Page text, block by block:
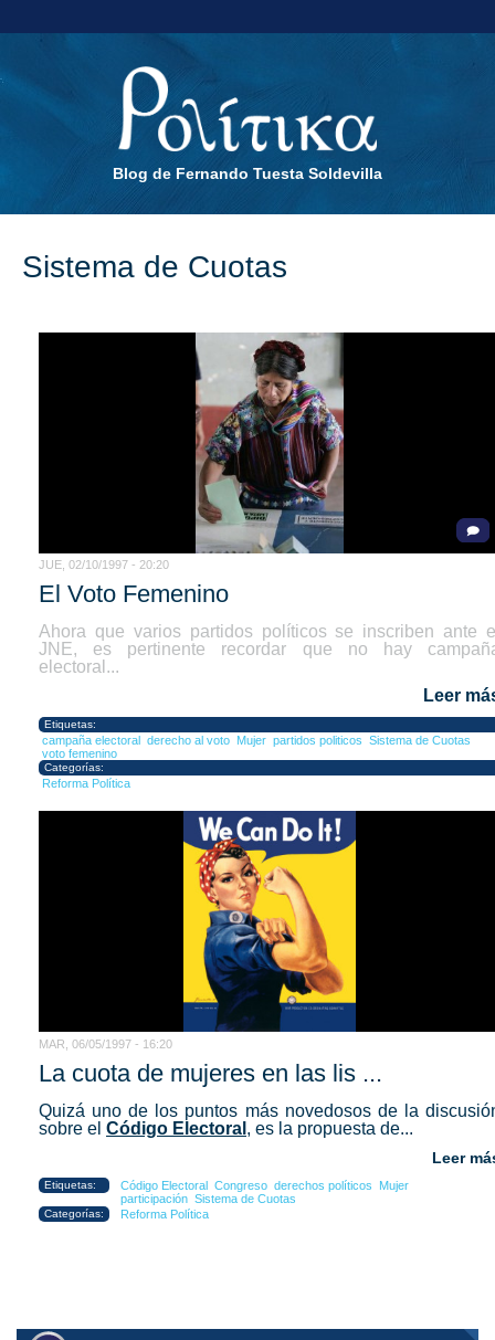
Blog de Fernando Tuesta Soldevilla
Sistema de Cuotas
JUE, 02/10/1997 - 20:20
El Voto Femenino
Ahora que varios partidos políticos se inscriben ante
JNE, es pertinente recordar que no hay
electoral...
Leer
Etiquetas:
campaña electoral derecho al voto Mujer partidos politicos Sistema de Cuotas
voto femenino
Categorías:
Reforma Política
MAR, 06/05/1997 - 16:20
La cuota de mujeres en las lis ...
Quizá uno de los puntos más novedosos de la
sobre el Código Electoral , es la propuesta de...
Leer
Etiquetas: Código Electoral Congreso derechos políticos
Mujer
participación Sistema de Cuotas
Categorías: Reforma Política